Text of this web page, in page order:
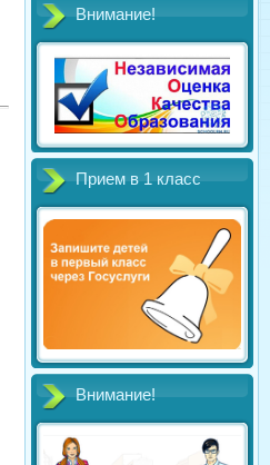
Внимание!
Прием в 1 класс
Внимание!